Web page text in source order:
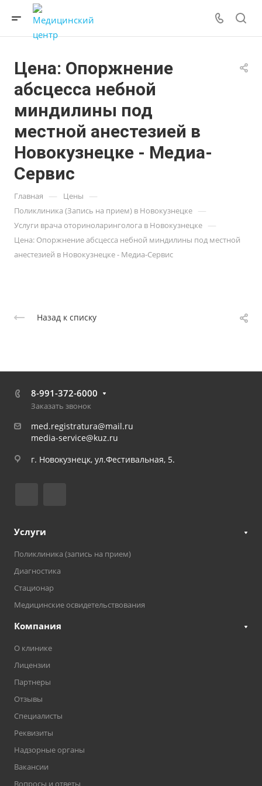
Цена: Опоржнение
абсцесса небной
миндилины под
местной анестезией в
Новокузнецке - Медиа-
Сервис
Главная — Цены —
Поликлиника (Запись на прием) в Новокузнецке —
Услуги врача оториноларинголога в Новокузнецке —
Цена: Опоржнение абсцесса небной миндилины под местной
анестезией в Новокузнецке - Медиа-Сервис
Назад к списку
8-991-372-6000
Заказать звонок
med.registratura@mail.ru
media-service@kuz.ru
г. Новокузнецк, ул.Фестивальная, 5.
Услуги
Поликлиника (запись на прием)
Диагностика
Стационар
Медицинские освидетельствования
Компания
О клинике
Лицензии
Партнеры
Отзывы
Специалисты
Реквизиты
Надзорные органы
Вакансии
Вопросы и ответы